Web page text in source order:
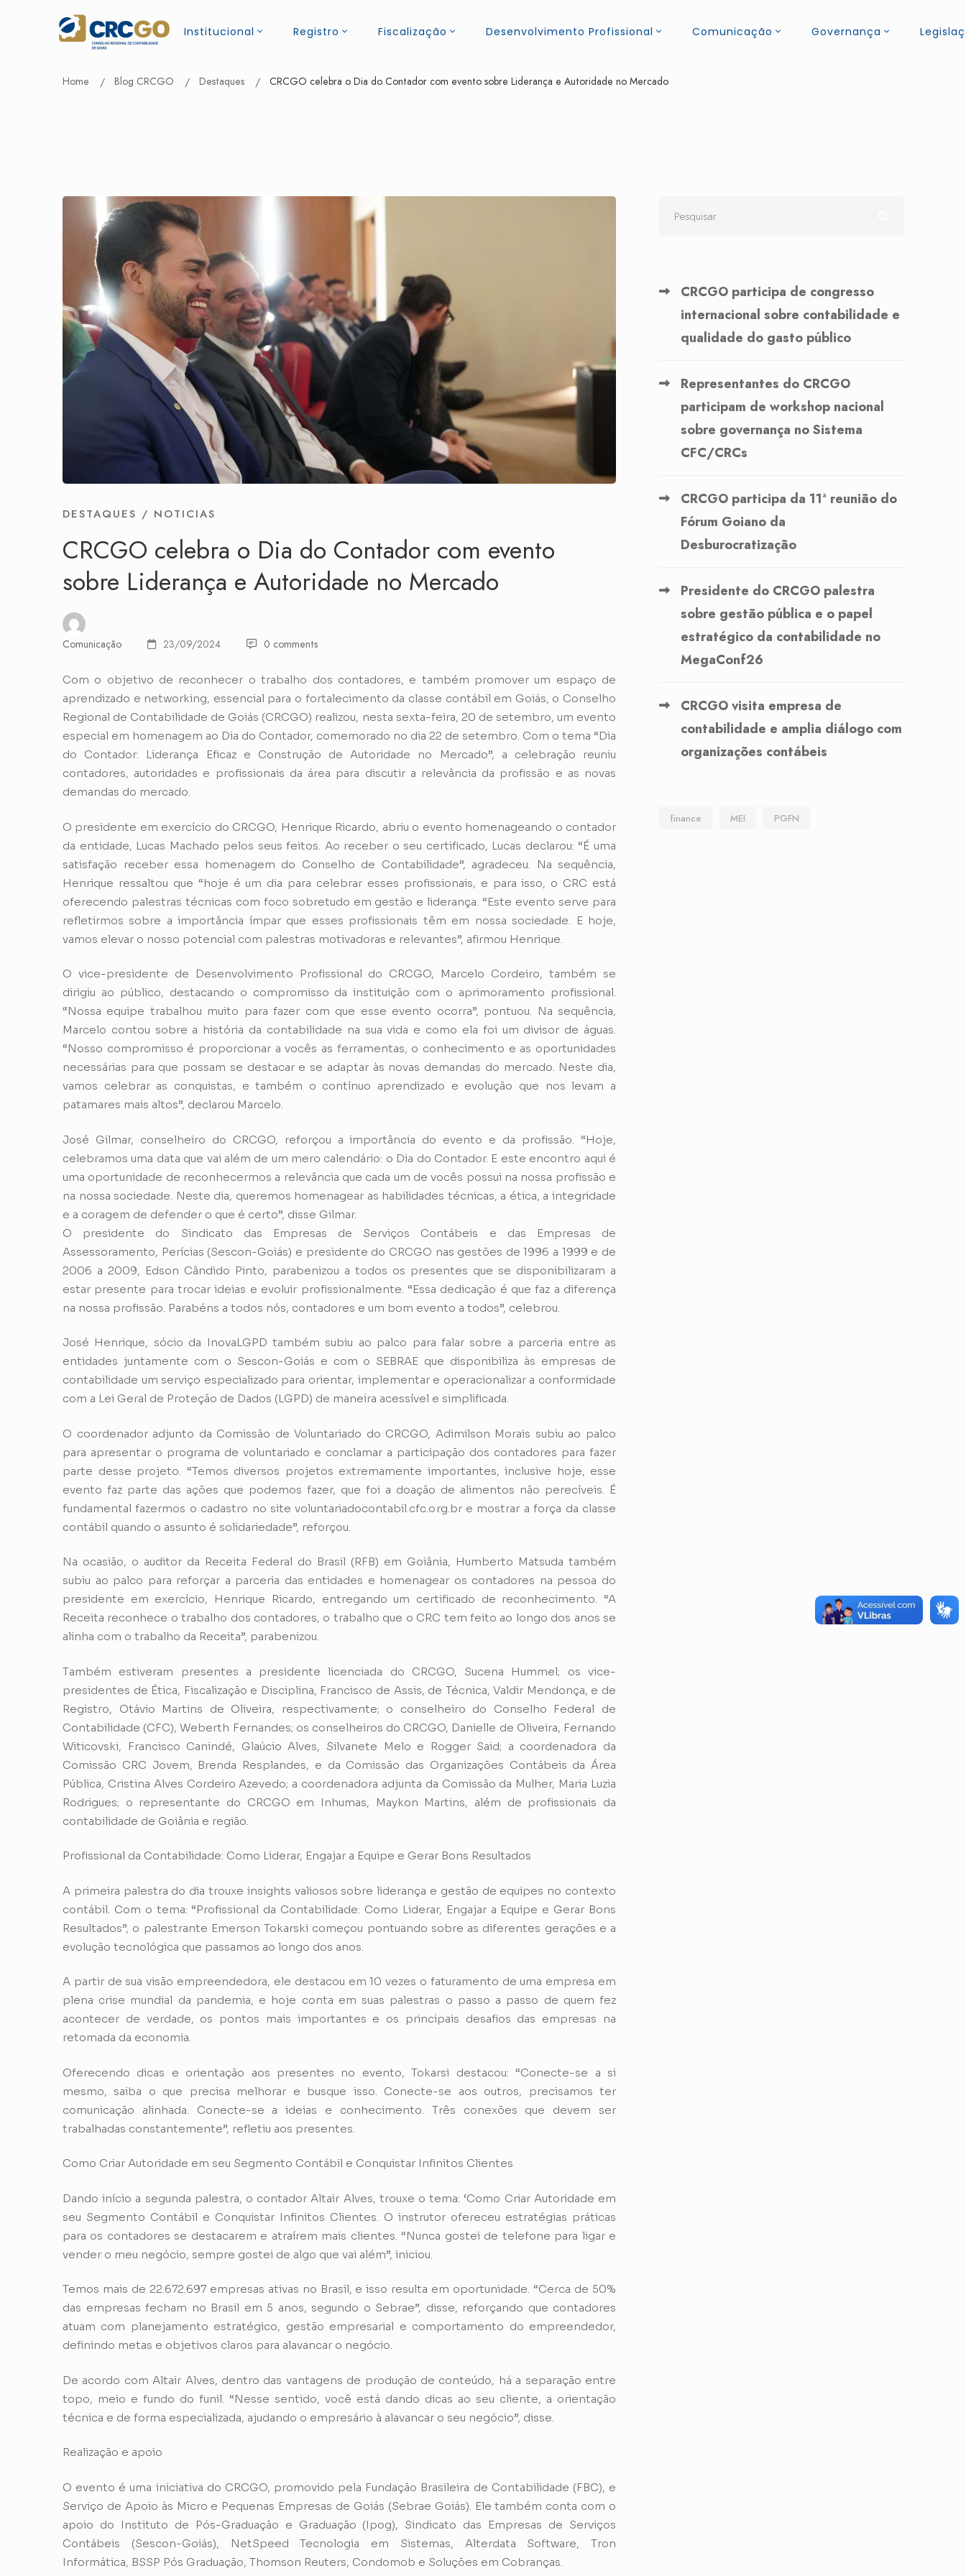
Institucional Registro Fiscalização Desenvolvimento Profissional Comunicação Governança
Home Blog CRCGO Destaques CRCGO celebra o Dia do Contador com evento sobre Liderança e Autoridade no Mercado
DESTAQUES / NOTICIAS
CRCGO celebra o Dia do Contador com evento
sobre Liderança e Autoridade no Mercado
Comunicação 23/09/2024 0 comments
Com o objetivo de reconhecer o trabalho dos contadores, e também promover um espaço de
aprendizado e networking, essencial para o fortalecimento da classe contábil em Goiás, o Conselho
Regional de Contabilidade de Goiás (CRCGO) realizou, nesta sexta-feira, 20 de setembro, um evento
especial em homenagem ao Dia do Contador, comemorado no dia 22 de setembro. Com o tema “Dia
do Contador: Liderança Eficaz e Construção de Autoridade no Mercado”, a celebração reuniu
contadores, autoridades e profissionais da área para discutir a relevância da profissão e as novas
demandas do mercado.
O presidente em exercício do CRCGO, Henrique Ricardo, abriu o evento homenageando o contador
da entidade, Lucas Machado pelos seus feitos. Ao receber o seu certificado, Lucas declarou: “É uma
satisfação receber essa homenagem do Conselho de Contabilidade”, agradeceu. Na sequência,
Henrique ressaltou que “hoje é um dia para celebrar esses profissionais, e para isso, o CRC está
oferecendo palestras técnicas com foco sobretudo em gestão e liderança. “Este evento serve para
refletirmos sobre a importância ímpar que esses profissionais têm em nossa sociedade. E hoje,
vamos elevar o nosso potencial com palestras motivadoras e relevantes”, afirmou Henrique.
O vice-presidente de Desenvolvimento Profissional do CRCGO, Marcelo Cordeiro, também se
dirigiu ao público, destacando o compromisso da instituição com o aprimoramento profissional.
“Nossa equipe trabalhou muito para fazer com que esse evento ocorra”, pontuou. Na sequência,
Marcelo contou sobre a história da contabilidade na sua vida e como ela foi um divisor de águas.
“Nosso compromisso é proporcionar a vocês as ferramentas, o conhecimento e as oportunidades
necessárias para que possam se destacar e se adaptar às novas demandas do mercado. Neste dia,
vamos celebrar as conquistas, e também o contínuo aprendizado e evolução que nos levam a
patamares mais altos”, declarou Marcelo.
José Gilmar, conselheiro do CRCGO, reforçou a importância do evento e da profissão. “Hoje,
celebramos uma data que vai além de um mero calendário: o Dia do Contador. E este encontro aqui é
uma oportunidade de reconhecermos a relevância que cada um de vocês possui na nossa profissão e
na nossa sociedade. Neste dia, queremos homenagear as habilidades técnicas, a ética, a integridade
e a coragem de defender o que é certo”, disse Gilmar.
O presidente do Sindicato das Empresas de Serviços Contábeis e das Empresas de
Assessoramento, Perícias (Sescon-Goiás) e presidente do CRCGO nas gestões de 1996 a 1999 e de
2006 a 2009, Edson Cândido Pinto, parabenizou a todos os presentes que se disponibilizaram a
estar presente para trocar ideias e evoluir profissionalmente. “Essa dedicação é que faz a diferença
na nossa profissão. Parabéns a todos nós, contadores e um bom evento a todos”, celebrou.
José Henrique, sócio da InovaLGPD também subiu ao palco para falar sobre a parceria entre as
entidades juntamente com o Sescon-Goiás e com o SEBRAE que disponibiliza às empresas de
contabilidade um serviço especializado para orientar, implementar e operacionalizar a conformidade
com a Lei Geral de Proteção de Dados (LGPD) de maneira acessível e simplificada.
O coordenador adjunto da Comissão de Voluntariado do CRCGO, Adimilson Morais subiu ao palco
para apresentar o programa de voluntariado e conclamar a participação dos contadores para fazer
parte desse projeto. “Temos diversos projetos extremamente importantes, inclusive hoje, esse
evento faz parte das ações que podemos fazer, que foi a doação de alimentos não perecíveis. É
fundamental fazermos o cadastro no site voluntariadocontabil.cfc.org.br e mostrar a força da classe
contábil quando o assunto é solidariedade”, reforçou.
Na ocasião, o auditor da Receita Federal do Brasil (RFB) em Goiânia, Humberto Matsuda também
subiu ao palco para reforçar a parceria das entidades e homenagear os contadores na pessoa do
presidente em exercício, Henrique Ricardo, entregando um certificado de reconhecimento. “A
Receita reconhece o trabalho dos contadores, o trabalho que o CRC tem feito ao longo dos anos se
alinha com o trabalho da Receita”, parabenizou.
Também estiveram presentes a presidente licenciada do CRCGO, Sucena Hummel; os vice-
presidentes de Ética, Fiscalização e Disciplina, Francisco de Assis, de Técnica, Valdir Mendonça, e de
Registro, Otávio Martins de Oliveira, respectivamente; o conselheiro do Conselho Federal de
Contabilidade (CFC), Weberth Fernandes; os conselheiros do CRCGO, Danielle de Oliveira, Fernando
Witicovski, Francisco Canindé, Glaúcio Alves, Silvanete Melo e Rogger Said; a coordenadora da
Comissão CRC Jovem, Brenda Resplandes, e da Comissão das Organizações Contábeis da Área
Pública, Cristina Alves Cordeiro Azevedo; a coordenadora adjunta da Comissão da Mulher, Maria Luzia
Rodrigues; o representante do CRCGO em Inhumas, Maykon Martins, além de profissionais da
contabilidade de Goiânia e região.
Profissional da Contabilidade: Como Liderar, Engajar a Equipe e Gerar Bons Resultados
A primeira palestra do dia trouxe insights valiosos sobre liderança e gestão de equipes no contexto
contábil. Com o tema: “Profissional da Contabilidade: Como Liderar, Engajar a Equipe e Gerar Bons
Resultados”, o palestrante Emerson Tokarski começou pontuando sobre as diferentes gerações e a
evolução tecnológica que passamos ao longo dos anos.
A partir de sua visão empreendedora, ele destacou em 10 vezes o faturamento de uma empresa em
plena crise mundial da pandemia, e hoje conta em suas palestras o passo a passo de quem fez
acontecer de verdade, os pontos mais importantes e os principais desafios das empresas na
retomada da economia.
Oferecendo dicas e orientação aos presentes no evento, Tokarsi destacou: “Conecte-se a si
mesmo, saiba o que precisa melhorar e busque isso. Conecte-se aos outros, precisamos ter
comunicação alinhada. Conecte-se a ideias e conhecimento. Três conexões que devem ser
trabalhadas constantemente”, refletiu aos presentes.
Como Criar Autoridade em seu Segmento Contábil e Conquistar Infinitos Clientes
Dando início a segunda palestra, o contador Altair Alves, trouxe o tema: ‘Como Criar Autoridade em
seu Segmento Contábil e Conquistar Infinitos Clientes. O instrutor ofereceu estratégias práticas
para os contadores se destacarem e atraírem mais clientes. “Nunca gostei de telefone para ligar e
vender o meu negócio, sempre gostei de algo que vai além”, iniciou.
Temos mais de 22.672.697 empresas ativas no Brasil, e isso resulta em oportunidade. “Cerca de 50%
das empresas fecham no Brasil em 5 anos, segundo o Sebrae”, disse, reforçando que contadores
atuam com planejamento estratégico, gestão empresarial e comportamento do empreendedor,
definindo metas e objetivos claros para alavancar o negócio.
De acordo com Altair Alves, dentro das vantagens de produção de conteúdo, há a separação entre
topo, meio e fundo do funil. “Nesse sentido, você está dando dicas ao seu cliente, a orientação
técnica e de forma especializada, ajudando o empresário à alavancar o seu negócio”, disse.
Realização e apoio
O evento é uma iniciativa do CRCGO, promovido pela Fundação Brasileira de Contabilidade (FBC), e
Serviço de Apoio às Micro e Pequenas Empresas de Goiás (Sebrae Goiás). Ele também conta com o
apoio do Instituto de Pós-Graduação e Graduação (Ipog), Sindicato das Empresas de Serviços
Contábeis (Sescon-Goiás), NetSpeed Tecnologia em Sistemas, Alterdata Software, Tron
Informática, BSSP Pós Graduação, Thomson Reuters, Condomob e Soluções em Cobranças.
CRCGO participa de congresso
internacional sobre contabilidade e
qualidade do gasto público
Representantes do CRCGO
participam de workshop nacional
sobre governança no Sistema
CFC/CRCs
CRCGO participa da 11ª reunião do
Fórum Goiano da
Desburocratização
Presidente do CRCGO palestra
sobre gestão pública e o papel
estratégico da contabilidade no
MegaConf26
CRCGO visita empresa de
contabilidade e amplia diálogo com
organizações contábeis
finance MEI PGFN